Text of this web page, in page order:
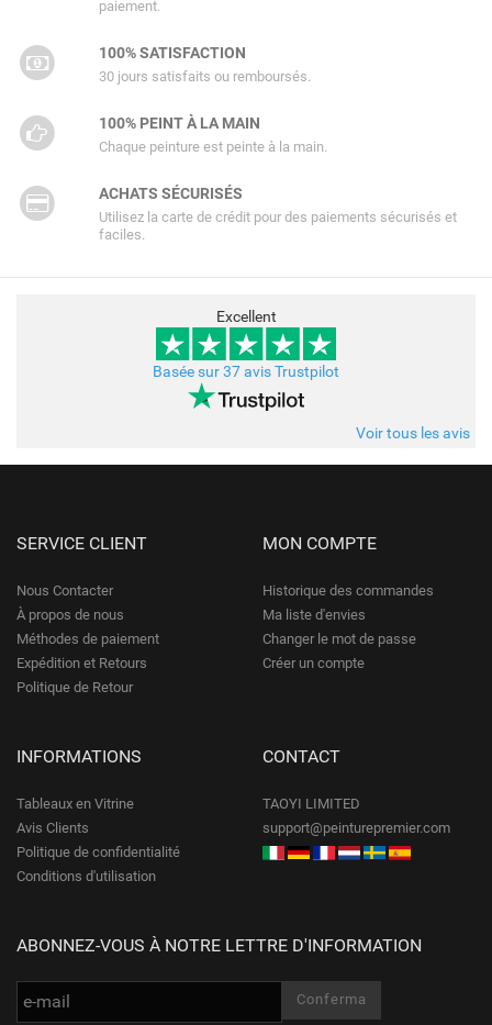
paiement.
100% SATISFACTION
30 jours satisfaits ou remboursés.
100% PEINT À LA MAIN
Chaque peinture est peinte à la main.
ACHATS SÉCURISÉS
Utilisez la carte de crédit pour des paiements sécurisés et
faciles.
Excellent
Basée sur 37 avis Trustpilot
Voir tous les avis
SERVICE CLIENT
Nous Contacter
À propos de nous
Méthodes de paiement
Expédition et Retours
Politique de Retour
MON COMPTE
Historique des commandes
Ma liste d'envies
Changer le mot de passe
Créer un compte
INFORMATIONS
Tableaux en Vitrine
Avis Clients
Politique de confidentialité
Conditions d'utilisation
CONTACT
TAOYI LIMITED
support@peinturepremier.com
ABONNEZ-VOUS À NOTRE LETTRE D'INFORMATION